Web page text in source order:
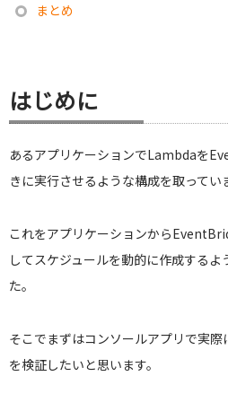
まとめ
はじめに
あるアプリケーションでLambdaを
きに実行させるような構成を取ってい
これをアプリケーションから
してスケジュールを動的に作成する
た。
そこでまずはコンソールアプリで実
を検証したいと思います。